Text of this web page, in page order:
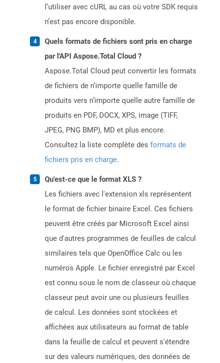
l’utiliser avec cURL au cas où votre SDK requis
n’est pas encore disponible.
Quels formats de fichiers sont pris en charge
par l'API Aspose.Total Cloud ?
Aspose.Total Cloud peut convertir les formats
de fichiers de n’importe quelle famille de
produits vers n’importe quelle autre famille de
produits en PDF, DOCX, XPS, image (TIFF,
JPEG, PNG BMP), MD et plus encore.
Consultez la liste complète des formats de
fichiers pris en charge.
Qu'est-ce que le format XLS ?
Les fichiers avec l'extension xls représentent
le format de fichier binaire Excel. Ces fichiers
peuvent être créés par Microsoft Excel ainsi
que d'autres programmes de feuilles de calcul
similaires tels que OpenOffice Calc ou les
numéros Apple. Le fichier enregistré par Excel
est connu sous le nom de classeur où chaque
classeur peut avoir une ou plusieurs feuilles
de calcul. Les données sont stockées et
affichées aux utilisateurs au format de table
dans la feuille de calcul et peuvent s'étendre
sur des valeurs numériques, des données de